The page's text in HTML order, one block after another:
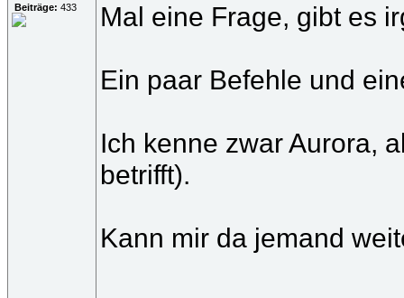
Beiträge: 433
Mal eine Frage, gibt es
Ein paar Befehle und
Ich kenne zwar Aurora,
betrifft).
Kann mir da jemand